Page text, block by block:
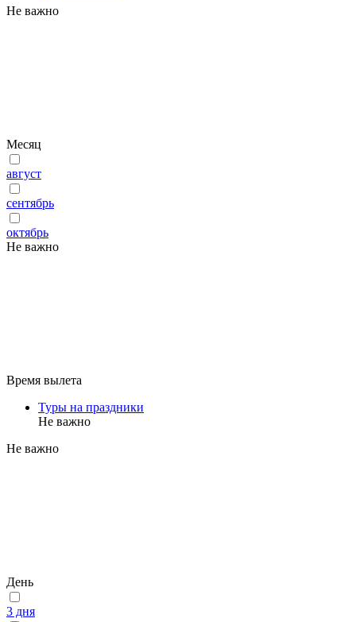
Не важно
Месяц
август
сентябрь
октябрь
Не важно
Время вылета
Туры на праздники
Не важно
Не важно
День
3 дня